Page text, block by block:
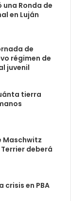
Ronda de
en Luján
de
régimen de
juvenil
tierra
Maschwitz
deberá
crisis en PBA